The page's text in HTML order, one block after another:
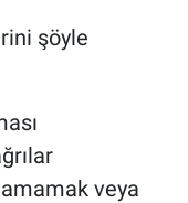
şöyle
veya